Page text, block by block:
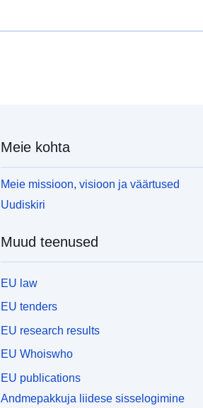
Meie kohta
Meie missioon, visioon ja väärtused
Uudiskiri
Muud teenused
EU law
EU tenders
EU research results
EU Whoiswho
EU publications
Andmepakkuja liidese sisselogimine